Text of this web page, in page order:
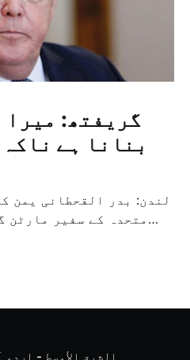
گریفتھ: میرا
بنانا ہے
لندن: بدر القحطانی یمن
متحدہ کے سفیر مارٹن
ثالثی اور اس کشمکش کی
الشرق الأوسط - اردو